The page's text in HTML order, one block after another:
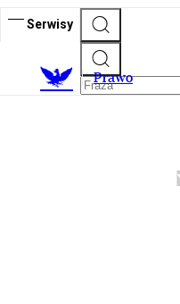
Serwisy
Prawo